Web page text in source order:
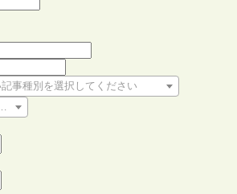
事種別を選択してください
選択してください